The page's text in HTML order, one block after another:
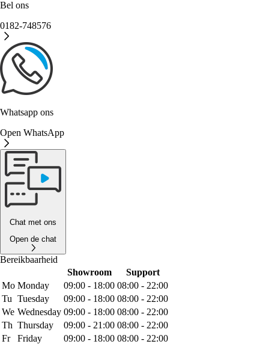
Bel ons
0182-748576
Whatsapp ons
Open WhatsApp
Chat met ons
Open de chat
Bereikbaarheid
Showroom
Support
Mo Monday 09:00 - 18:00 08:00 - 22:00
Tu Tuesday 09:00 - 18:00 08:00 - 22:00
We Wednesday 09:00 - 18:00 08:00 - 22:00
Th Thursday 09:00 - 21:00 08:00 - 22:00
Fr
Friday 09:00 - 18:00 08:00 - 22:00